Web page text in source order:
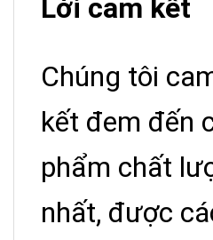
Lời cam kết
Chúng tôi
kết đem đến
phẩm chất
nhất, được